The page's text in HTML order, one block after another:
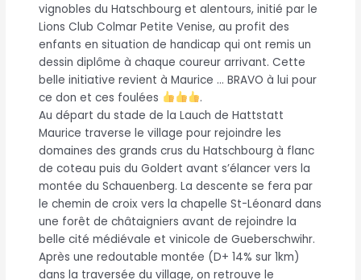
vignobles du Hatschbourg et alentours, initié par le
Lions Club Colmar Petite Venise, au profit des
enfants en situation de handicap qui ont remis un
dessin diplôme à chaque coureur arrivant. Cette
belle initiative revient à Maurice … BRAVO à lui pour
ce don et ces foulées
.
Au départ du stade de la Lauch de Hattstatt
Maurice traverse le village pour rejoindre les
domaines des grands crus du Hatschbourg à flanc
de coteau puis du Goldert avant s’élancer vers la
montée du Schauenberg. La descente se fera par
le chemin de croix vers la chapelle St-Léonard dans
une forêt de châtaigniers avant de rejoindre la
belle cité médiévale et vinicole de Gueberschwihr.
Après une redoutable montée (D+ 14% sur 1km)
dans la traversée du village, on retrouve le